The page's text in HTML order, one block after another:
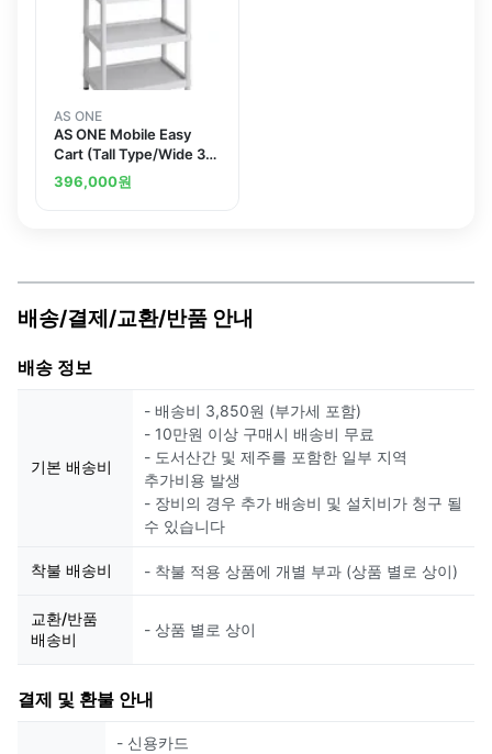
AS ONE
AS ONE Mobile Easy
Cart (Tall Type/Wide 32)
Gray 4 Stages ME32K
396,000원
배송/결제/교환/반품 안내
배송 정보
기본 배송비
- 배송비 3,850원 (부가세 포함)
- 10만원 이상 구매시 배송비 무료
- 도서산간 및 제주를 포함한 일부 지역
추가비용 발생
- 장비의 경우 추가 배송비 및 설치비가 청구 될
수 있습니다
착불 배송비 - 착불 적용 상품에 개별 부과 (상품 별로 상이)
교환/반품
배송비
- 상품 별로 상이
결제 및 환불 안내
- 신용카드